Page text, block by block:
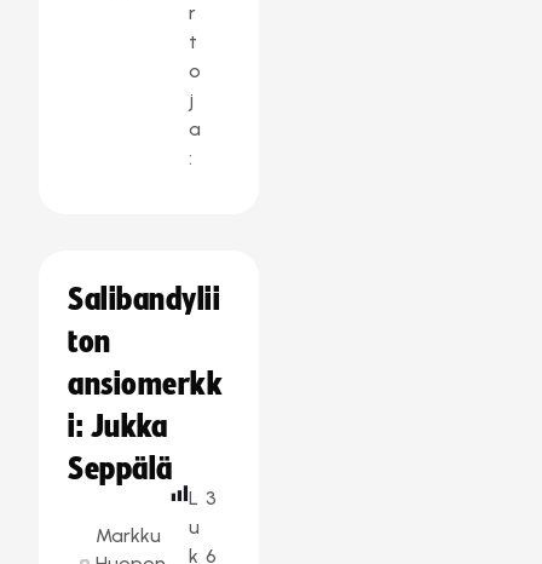
r
t
o
j
a
:
Salibandylii
ton
ansiomerkk
i: Jukka
Seppälä
Markku
L
u
k
3
6